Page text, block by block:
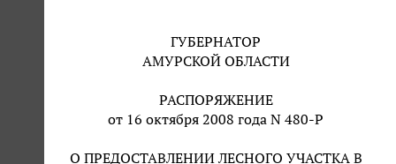
ГУБЕРНАТОР
АМУРСКОЙ ОБЛАСТИ
РАСПОРЯЖЕНИЕ
от 16 октября 2008 года N 480-Р
О ПРЕДОСТАВЛЕНИИ ЛЕСНОГО УЧАСТКА В